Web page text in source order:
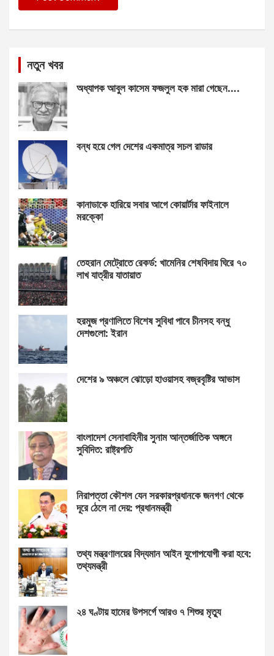
নতুন খবর
অধ্যাপক আবুল কাসেম ফজলুল হক মারা গেছেন….
বন্ধ হয়ে গেল দেশের একমাত্র সচল রাডার
কানাডাকে হারিয়ে সবার আগে কোয়ার্টার ফাইনালে
মরক্কো
তেহরান মেট্রোতে রেকর্ড: খামেনির শেষবিদায় ঘিরে ৭০
লাখ যাত্রীর যাতায়াত
হরমুজ প্রণালিতে বিশেষ সুবিধা পাবে চীনসহ বন্ধু
দেশগুলো: ইরান
দেশের ৯ অঞ্চলে ঝোড়ো হাওয়াসহ বজ্রবৃষ্টির আভাস
বাংলাদেশ সেনাবাহিনীর সুনাম আন্তর্জাতিক অঙ্গনে
সুবিদিত: রাষ্ট্রপতি
নিরাপত্তা কৌশল যেন সরকারপ্রধানকে জনগণ থেকে
দূরে ঠেলে না দেয়: প্রধানমন্ত্রী
তথ্য মন্ত্রণালয়ের বিদ্যমান আইন যুগোপযোগী করা হবে:
তথ্যমন্ত্রী
২৪ ঘণ্টায় হামের উপসর্গে আরও ৭ শিশুর মৃত্যু